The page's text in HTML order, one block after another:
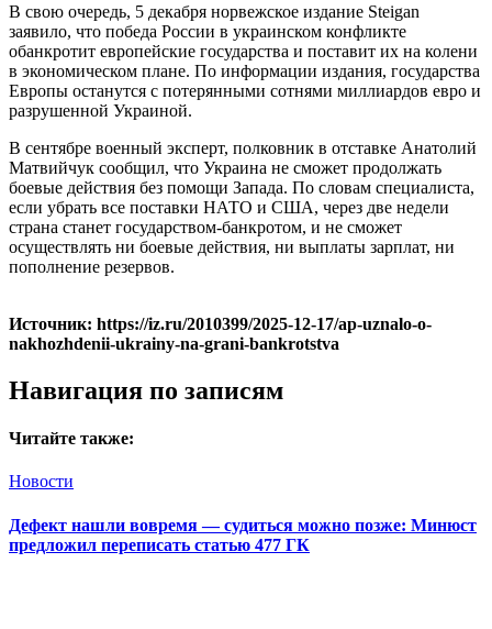
В свою очередь, 5 декабря норвежское издание Steigan
заявило, что победа России в украинском конфликте
обанкротит европейские государства и поставит их на колени
в экономическом плане. По информации издания, государства
Европы останутся с потерянными сотнями миллиардов евро и
разрушенной Украиной.
В сентябре военный эксперт, полковник в отставке Анатолий
Матвийчук сообщил, что Украина не сможет продолжать
боевые действия без помощи Запада. По словам специалиста,
если убрать все поставки НАТО и США, через две недели
страна станет государством-банкротом, и не сможет
осуществлять ни боевые действия, ни выплаты зарплат, ни
пополнение резервов.
Источник: https://iz.ru/2010399/2025-12-17/ap-uznalo-o-
nakhozhdenii-ukrainy-na-grani-bankrotstva
Навигация по записям
Читайте также:
Новости
Дефект нашли вовремя — судиться можно позже: Минюст
предложил переписать статью 477 ГК